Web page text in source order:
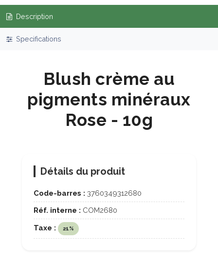
Description
Specifications
Blush crème au
pigments minéraux
Rose - 10g
Détails du produit
Code-barres : 3760349312680
Réf. interne : COM2680
Taxe :
21%